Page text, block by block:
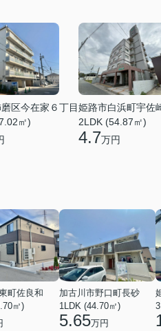
区今在家６丁目
㎡)
姫路市白浜町宇佐
2LDK (54.87㎡)
4.7万円
町佐良和
㎡)
加古川市野口町長砂
1LDK (44.70㎡)
5.65万円